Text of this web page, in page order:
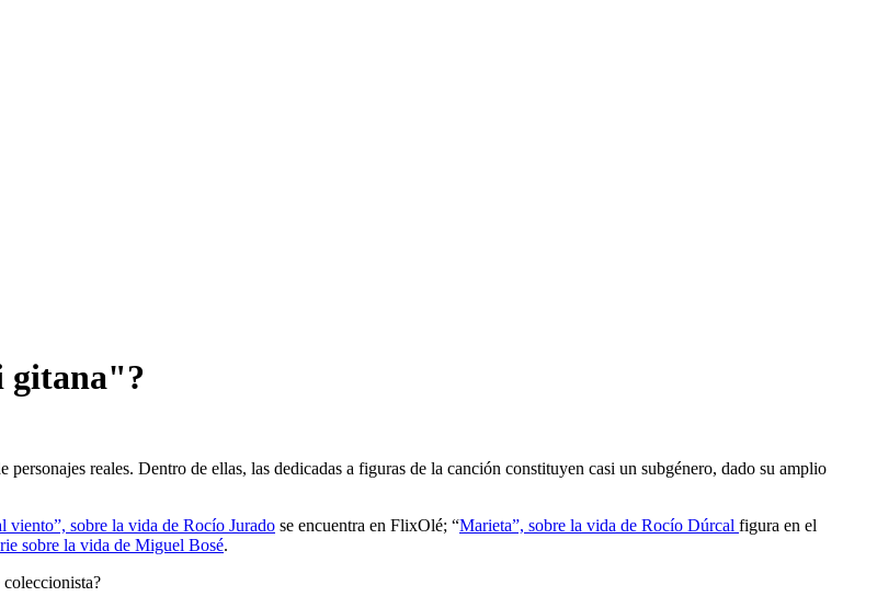
gitana"?
reales. Dentro de ellas, las dedicadas a figuras de la canción constituyen casi un subgénero, dado su amplio
viento”, sobre la vida de Rocío Jurado se encuentra en FlixOlé; “Marieta”, sobre la vida de Rocío Dúrcal figura en el
sobre la vida de Miguel Bosé.
coleccionista?